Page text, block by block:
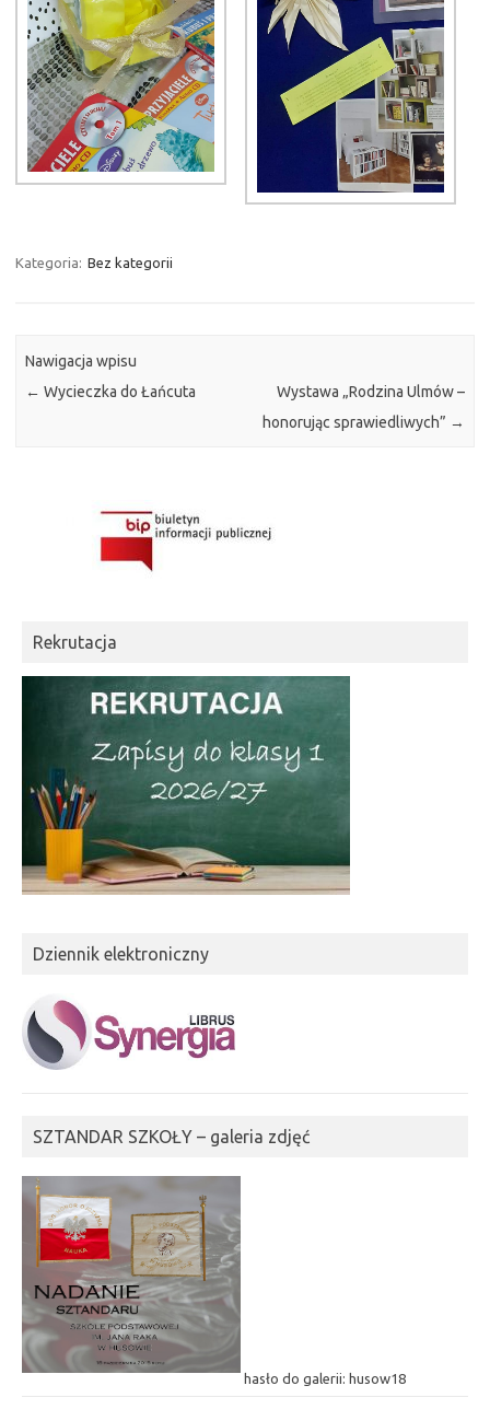
Kategoria: Bez kategorii
Nawigacja wpisu
← Wycieczka do Łańcuta
Wystawa „Rodzina Ulmów –
honorując sprawiedliwych” →
Rekrutacja
Dziennik elektroniczny
SZTANDAR SZKOŁY – galeria zdjęć
hasło do galerii: husow18